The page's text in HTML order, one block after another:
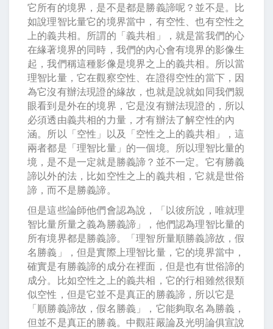
它所有的境界，是不是都是勝義諦呢？並不是。比
如說理智比量它的境界當中，有空性、也有空性之
上的義共相。所謂的「義共相」，就是當我們的心
在緣著境界的同時，我們的內心會有境界的影像生
起，我們稱這種影像是境界之上的義共相。所以當
理智比量，它在觀察空性、在證得空性的當下，因
為它沒有辦法現證的緣故，也就是說就如同我們親
眼看到是外在的境界，它是沒有辦法現證的，所以
必須透由義共相的力量，才有辦法了解空性的內
涵。所以「空性」以及「空性之上的義共相」，這
兩者都是「理智比量」的一個境。所以理智比量的
境，是不是一定就是勝義諦？並不一定。它有勝義
諦以外的法，比如空性之上的義共相，它就是世俗
諦，而不是勝義諦。
但是這些論師他們會認為說，「以彼所說，唯就理
智比量所量之義為勝義諦」，他們認為理智比量的
所有境界都是勝義諦。「理智所量順勝義諦故，假
名勝義」，但是實際上理智比量，它的境界當中，
確實是有勝義諦的成分在裡面，但是也有世俗諦的
成分。比如空性之上的義共相，它的行相雖然很類
似空性，但是它並不是真正的勝義諦，所以它是
「順勝義諦故，假名勝義」，它能夠取名為勝義，
但並不是真正的勝義。中觀莊嚴論及光明論俱宣說